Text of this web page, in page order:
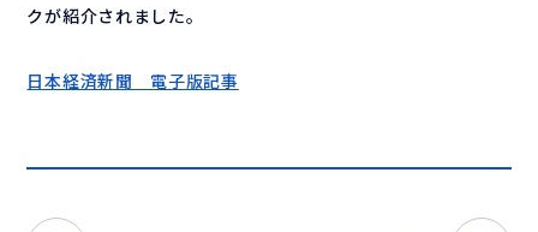
クが紹介されました。
日本経済新聞 電子版記事